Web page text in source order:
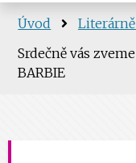
Úvod
Srdečně vás
BARBIE